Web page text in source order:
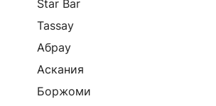
Star Bar
Tassay
Абрау
Аскания
Боржоми